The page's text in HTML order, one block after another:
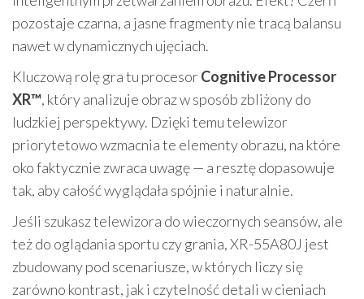
pozostaje czarna, a jasne fragmenty nie tracą balansu
nawet w dynamicznych ujęciach.
Kluczową rolę gra tu procesorCognitive Processor
XR™, który analizuje obraz w sposób zbliżony do
ludzkiej perspektywy. Dzięki temu telewizor
priorytetowo wzmacnia te elementy obrazu, na które
oko faktycznie zwraca uwagę — a resztę dopasowuje
tak, aby całość wyglądała spójnie i naturalnie.
Jeśli szukasz telewizora do wieczornych seansów, ale
też do oglądania sportu czy grania, XR-55A80J jest
zbudowany pod scenariusze, w których liczy się
zarówno kontrast, jak i czytelność detali w cieniach